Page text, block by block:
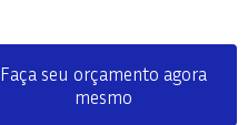
Faça seu orçamento agora
mesmo